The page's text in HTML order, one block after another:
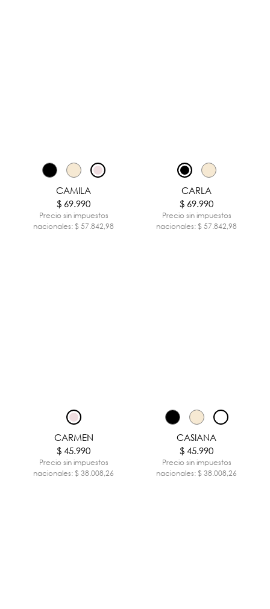
CAMILA
$ 69.990
Precio sin impuestos
nacionales: $ 57.842,98
CARLA
$ 69.990
Precio sin impuestos
nacionales: $ 57.842,98
CARMEN
$ 45.990
Precio sin impuestos
nacionales: $ 38.008,26
CASIANA
$ 45.990
Precio sin impuestos
nacionales: $ 38.008,26